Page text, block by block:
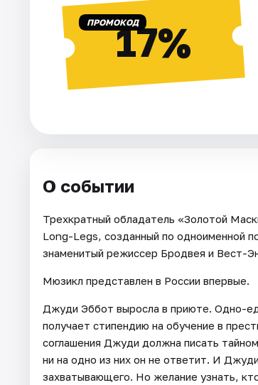
ПРОМОКОД17%
О событии
Трехкратный обладатель «Золотой
Long-Legs, созданный по одноименной
знаменитый режиссер Бродвея и
Мюзикл представлен в России впервые.
Джуди Эббот выросла в приюте. Одно-
получает стипендию на обучение в
соглашения Джуди должна писать
ни на одно из них он не ответит. И
захватывающего. Но желание узнать,